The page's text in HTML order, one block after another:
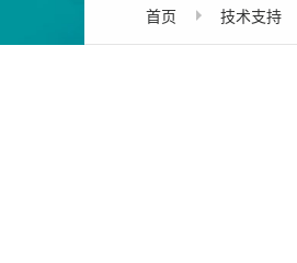
首页 技术支持